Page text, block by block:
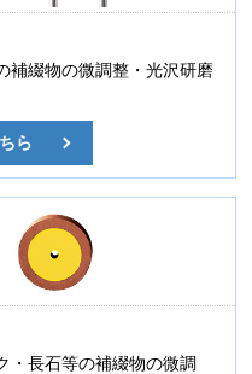
補綴物の微調整・光沢研磨
ら
・長石等の補綴物の微調